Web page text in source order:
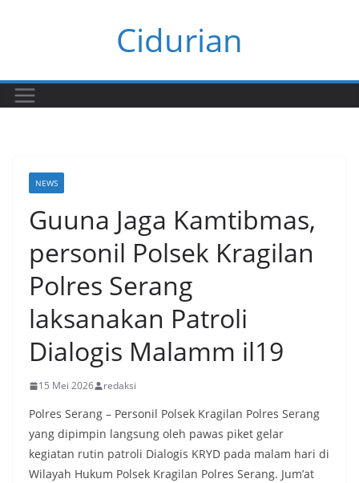
Cidurian
NEWS
Guuna Jaga Kamtibmas,
personil Polsek Kragilan
Polres Serang
laksanakan Patroli
Dialogis Malamm il19
15 Mei 2026 redaksi
Polres Serang – Personil Polsek Kragilan Polres Serang
yang dipimpin langsung oleh pawas piket gelar
kegiatan rutin patroli Dialogis KRYD pada malam hari di
Wilayah Hukum Polsek Kragilan Polres Serang. Jum’at